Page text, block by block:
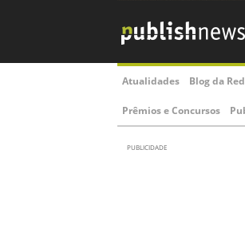
Atualidades Blog da
Prêmios e Concursos
PUBLICIDADE